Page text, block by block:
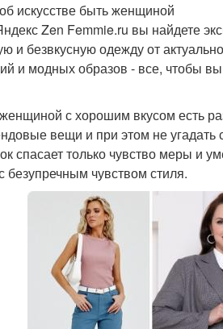
искусстве быть женщиной
Zen Femmie.ru вы найдете
и безвкусную одежду от
и модных образов - все, чтобы
с хорошим вкусом есть
вещи и при этом не
спасает только чувство меры и
чувством стиля.